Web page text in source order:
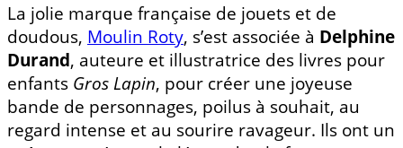
La jolie marque française de jouets et de
doudous, Moulin Roty, s’est associée à Delphine
Durand, auteure et illustratrice des livres pour
enfants Gros Lapin, pour créer une joyeuse
bande de personnages, poilus à souhait, au
regard intense et au sourire ravageur. Ils ont un